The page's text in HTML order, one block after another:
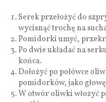
Serek przełożyć do
wycisnąć trochę na
Pomidorki umyć,
Po dwie układać na
końca.
Dołożyć po połówce
pomidorków, jako
W otwór oliwki włożyć